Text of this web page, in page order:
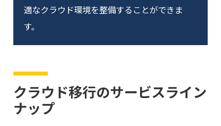
適なクラウド環境を整備することができま
す。
クラウド移行のサービスライン
ナップ